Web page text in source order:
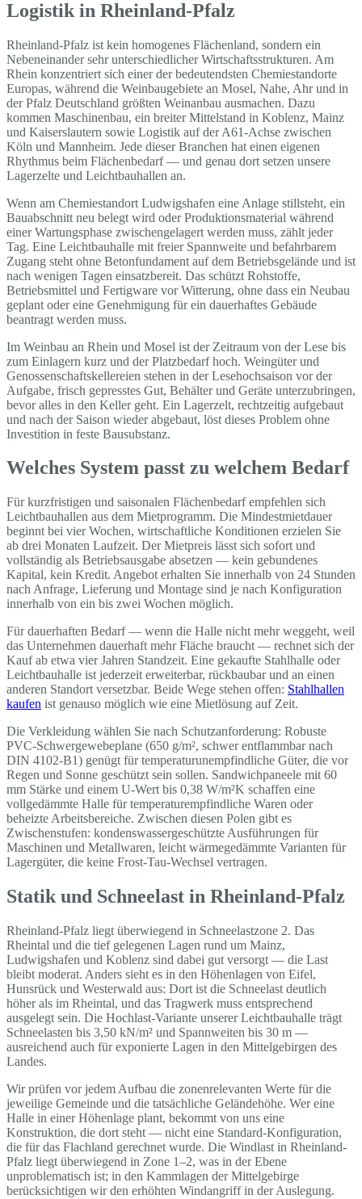
Logistik in Rheinland-Pfalz
Rheinland-Pfalz ist kein homogenes Flächenland, sondern ein
Nebeneinander sehr unterschiedlicher Wirtschaftsstrukturen. Am
Rhein konzentriert sich einer der bedeutendsten Chemiestandorte
Europas, während die Weinbaugebiete an Mosel, Nahe, Ahr und in
der Pfalz Deutschland größten Weinanbau ausmachen. Dazu
kommen Maschinenbau, ein breiter Mittelstand in Koblenz, Mainz
und Kaiserslautern sowie Logistik auf der A61-Achse zwischen
Köln und Mannheim. Jede dieser Branchen hat einen eigenen
Rhythmus beim Flächenbedarf — und genau dort setzen unsere
Lagerzelte und Leichtbauhallen an.
Wenn am Chemiestandort Ludwigshafen eine Anlage stillsteht, ein
Bauabschnitt neu belegt wird oder Produktionsmaterial während
einer Wartungsphase zwischengelagert werden muss, zählt jeder
Tag. Eine Leichtbauhalle mit freier Spannweite und befahrbarem
Zugang steht ohne Betonfundament auf dem Betriebsgelände und ist
nach wenigen Tagen einsatzbereit. Das schützt Rohstoffe,
Betriebsmittel und Fertigware vor Witterung, ohne dass ein Neubau
geplant oder eine Genehmigung für ein dauerhaftes Gebäude
beantragt werden muss.
Im Weinbau an Rhein und Mosel ist der Zeitraum von der Lese bis
zum Einlagern kurz und der Platzbedarf hoch. Weingüter und
Genossenschaftskellereien stehen in der Lesehochsaison vor der
Aufgabe, frisch gepresstes Gut, Behälter und Geräte unterzubringen,
bevor alles in den Keller geht. Ein Lagerzelt, rechtzeitig aufgebaut
und nach der Saison wieder abgebaut, löst dieses Problem ohne
Investition in feste Bausubstanz.
Welches System passt zu welchem Bedarf
Für kurzfristigen und saisonalen Flächenbedarf empfehlen sich
Leichtbauhallen aus dem Mietprogramm. Die Mindestmietdauer
beginnt bei vier Wochen, wirtschaftliche Konditionen erzielen Sie
ab drei Monaten Laufzeit. Der Mietpreis lässt sich sofort und
vollständig als Betriebsausgabe absetzen — kein gebundenes
Kapital, kein Kredit. Angebot erhalten Sie innerhalb von 24 Stunden
nach Anfrage, Lieferung und Montage sind je nach Konfiguration
innerhalb von ein bis zwei Wochen möglich.
Für dauerhaften Bedarf — wenn die Halle nicht mehr weggeht, weil
das Unternehmen dauerhaft mehr Fläche braucht — rechnet sich der
Kauf ab etwa vier Jahren Standzeit. Eine gekaufte Stahlhalle oder
Leichtbauhalle ist jederzeit erweiterbar, rückbaubar und an einen
anderen Standort versetzbar. Beide Wege stehen offen: Stahlhallen
kaufen ist genauso möglich wie eine Mietlösung auf Zeit.
Die Verkleidung wählen Sie nach Schutzanforderung: Robuste
PVC-Schwergewebeplane (650 g/m², schwer entflammbar nach
DIN 4102-B1) genügt für temperaturunempfindliche Güter, die vor
Regen und Sonne geschützt sein sollen. Sandwichpaneele mit 60
mm Stärke und einem U-Wert bis 0,38 W/m²K schaffen eine
vollgedämmte Halle für temperaturempfindliche Waren oder
beheizte Arbeitsbereiche. Zwischen diesen Polen gibt es
Zwischenstufen: kondenswassergeschützte Ausführungen für
Maschinen und Metallwaren, leicht wärmegedämmte Varianten für
Lagergüter, die keine Frost-Tau-Wechsel vertragen.
Statik und Schneelast in Rheinland-Pfalz
Rheinland-Pfalz liegt überwiegend in Schneelastzone 2. Das
Rheintal und die tief gelegenen Lagen rund um Mainz,
Ludwigshafen und Koblenz sind dabei gut versorgt — die Last
bleibt moderat. Anders sieht es in den Höhenlagen von Eifel,
Hunsrück und Westerwald aus: Dort ist die Schneelast deutlich
höher als im Rheintal, und das Tragwerk muss entsprechend
ausgelegt sein. Die Hochlast-Variante unserer Leichtbauhalle trägt
Schneelasten bis 3,50 kN/m² und Spannweiten bis 30 m —
ausreichend auch für exponierte Lagen in den Mittelgebirgen des
Landes.
Wir prüfen vor jedem Aufbau die zonenrelevanten Werte für die
jeweilige Gemeinde und die tatsächliche Geländehöhe. Wer eine
Halle in einer Höhenlage plant, bekommt von uns eine
Konstruktion, die dort steht — nicht eine Standard-Konfiguration,
die für das Flachland gerechnet wurde. Die Windlast in Rheinland-
Pfalz liegt überwiegend in Zone 1–2, was in der Ebene
unproblematisch ist; in den Kammlagen der Mittelgebirge
berücksichtigen wir den erhöhten Windangriff in der Auslegung.